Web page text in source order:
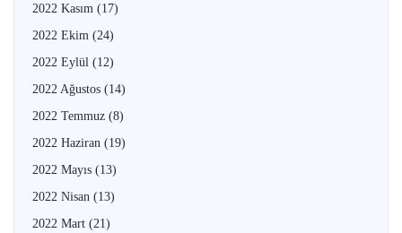
2022 Kasım (17)
2022 Ekim (24)
2022 Eylül (12)
2022 Ağustos (14)
2022 Temmuz (8)
2022 Haziran (19)
2022 Mayıs (13)
2022 Nisan (13)
2022 Mart (21)